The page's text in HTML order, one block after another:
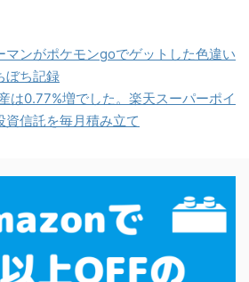
マンがポケモンgoでゲットした色違い
ぼち記録
は0.77%増でした。楽天スーパーポイ
資信託を毎月積み立て